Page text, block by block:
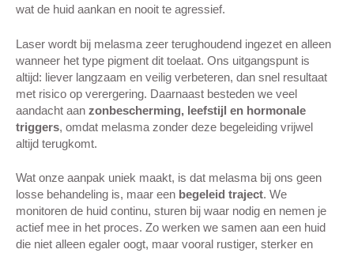
wat de huid aankan en nooit te agressief.
Laser wordt bij melasma zeer terughoudend ingezet en alleen
wanneer het type pigment dit toelaat. Ons uitgangspunt is
altijd: liever langzaam en veilig verbeteren, dan snel resultaat
met risico op verergering. Daarnaast besteden we veel
aandacht aan zonbescherming, leefstijl en hormonale
triggers, omdat melasma zonder deze begeleiding vrijwel
altijd terugkomt.
Wat onze aanpak uniek maakt, is dat melasma bij ons geen
losse behandeling is, maar een begeleid traject. We
monitoren de huid continu, sturen bij waar nodig en nemen je
actief mee in het proces. Zo werken we samen aan een huid
die niet alleen egaler oogt, maar vooral rustiger, sterker en